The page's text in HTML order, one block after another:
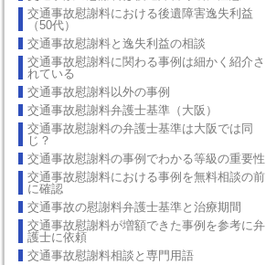
交通事故慰謝料における後遺障害逸失利益
（50代）
交通事故慰謝料と逸失利益の相談
交通事故慰謝料に関わる事例は細かく紹介さ
れている
交通事故慰謝料以外の事例
交通事故慰謝料弁護士基準（大阪）
交通事故慰謝料の弁護士基準は大阪では同
じ？
交通事故慰謝料の事例でわかる等級の重要性
交通事故慰謝料における事例を無料相談の前
に確認
交通事故の慰謝料弁護士基準と治療期間
交通事故慰謝料が増額できた事例を参考に弁
護士に依頼
交通事故慰謝料相談と専門用語